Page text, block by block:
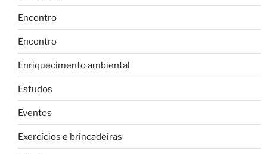
Encontro
Encontro
Enriquecimento ambiental
Estudos
Eventos
Exercícios e brincadeiras